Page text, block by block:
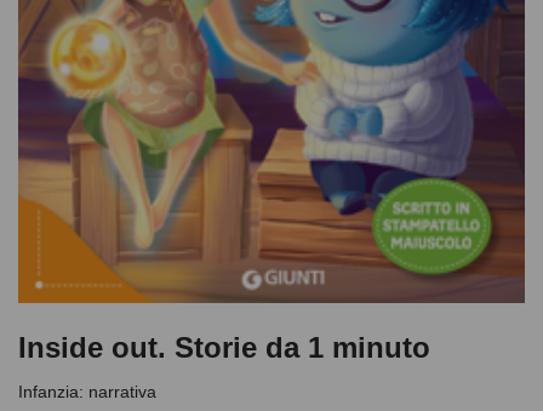
Inside out. Storie da 1 minuto
Infanzia: narrativa